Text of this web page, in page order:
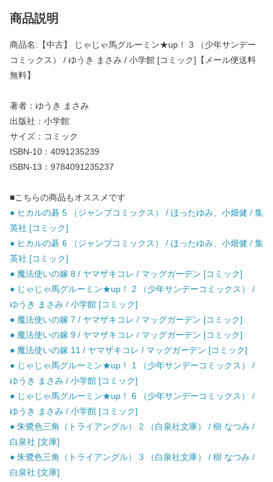
商品説明
商品名:【中古】 じゃじゃ馬グルーミン★up！ 3 （少年サンデー
コミックス） / ゆうき まさみ / 小学館 [コミック]【メール便送料
無料】
著者：ゆうき まさみ
出版社：小学館
サイズ：コミック
ISBN-10：4091235239
ISBN-13：9784091235237
■こちらの商品もオススメです
● ヒカルの碁 5 （ジャンプコミックス） / ほったゆみ、小畑健 / 集
英社 [コミック]
● ヒカルの碁 6 （ジャンプコミックス） / ほったゆみ、小畑健 / 集
英社 [コミック]
● 魔法使いの嫁 8 / ヤマザキコレ / マッグガーデン [コミック]
● じゃじゃ馬グルーミン★up！ 2 （少年サンデーコミックス） /
ゆうき まさみ / 小学館 [コミック]
● 魔法使いの嫁 7 / ヤマザキコレ / マッグガーデン [コミック]
● 魔法使いの嫁 9 / ヤマザキコレ / マッグガーデン [コミック]
● 魔法使いの嫁 11 / ヤマザキコレ / マッグガーデン [コミック]
● じゃじゃ馬グルーミン★up！ 1 （少年サンデーコミックス） /
ゆうき まさみ / 小学館 [コミック]
● じゃじゃ馬グルーミン★up！ 6 （少年サンデーコミックス） /
ゆうき まさみ / 小学館 [コミック]
● 朱鷺色三角（トライアングル） 2 （白泉社文庫） / 樹 なつみ /
白泉社 [文庫]
● 朱鷺色三角（トライアングル） 3 （白泉社文庫） / 樹 なつみ /
白泉社 [文庫]